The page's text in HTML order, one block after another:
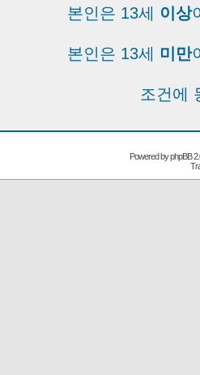
본인은 13세 이상
본인은 13세 미만
조건에
Powered byphpBB